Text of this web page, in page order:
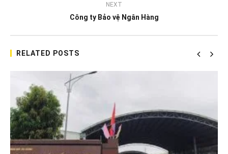
NEXT
Công ty Bảo vệ Ngân Hàng
RELATED POSTS